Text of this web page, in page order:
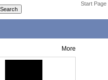
Start Page
More